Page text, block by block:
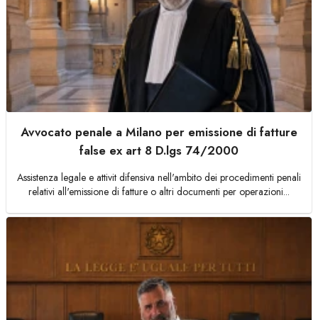
Avvocato penale a Milano per emissione di fatture
false ex art 8 D.lgs 74/2000
Assistenza legale e attivit difensiva nell'ambito dei procedimenti penali
relativi all'emissione di fatture o altri documenti per operazioni...